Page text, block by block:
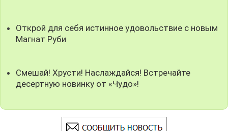
Открой для себя истинное удовольствие с новым
Магнат Руби
Смешай! Хрусти! Наслаждайся! Встречайте
десертную новинку от «Чудо»!